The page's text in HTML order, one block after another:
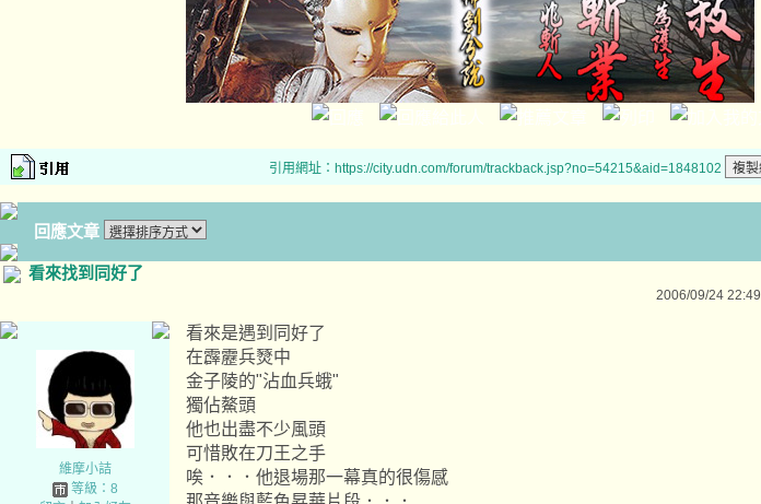
引用網址：https://city.udn.com/forum/trackback.jsp?no=54215&aid=1848102
回應文章
看來找到同好了
2006/09/24 22:49
維摩小詰
等級：8
看來是遇到同好了
在霹靂兵燹中
金子陵的"沾血兵蛾"
獨佔鰲頭
他也出盡不少風頭
可惜敗在刀王之手
唉．．．他退場那一幕真的很傷感